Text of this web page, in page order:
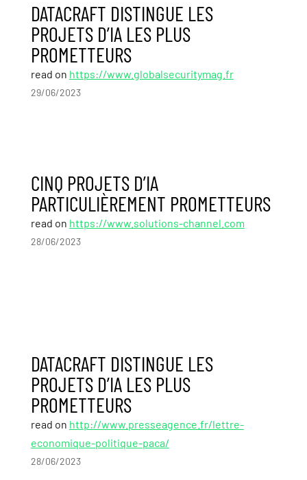
DATACRAFT DISTINGUE LES
PROJETS D’IA LES PLUS
PROMETTEURS
read on https://www.globalsecuritymag.fr
29/06/2023
CINQ PROJETS D’IA
PARTICULIÈREMENT PROMETTEURS
read on https://www.solutions-channel.com
28/06/2023
DATACRAFT DISTINGUE LES
PROJETS D’IA LES PLUS
PROMETTEURS
read on http://www.presseagence.fr/lettre-
economique-politique-paca/
28/06/2023